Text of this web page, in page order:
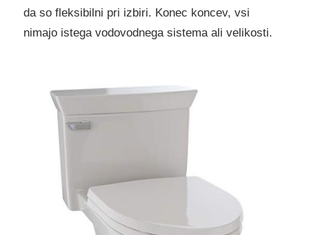
da so fleksibilni pri izbiri. Konec koncev, vsi
nimajo istega vodovodnega sistema ali velikosti.